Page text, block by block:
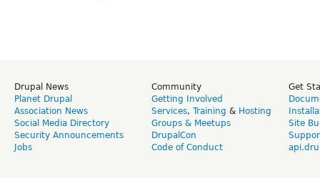
Drupal News
Planet Drupal
Association News
Social Media Directory
Security Announcements
Jobs
Community
Getting Involved
Services, Training & Hosting
Groups & Meetups
DrupalCon
Code of Conduct
Get
Site